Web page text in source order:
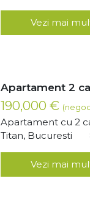
Vezi mai
Apartament 2
190,000 €
Apartament cu 2
Titan, Bucuresti
Vezi mai